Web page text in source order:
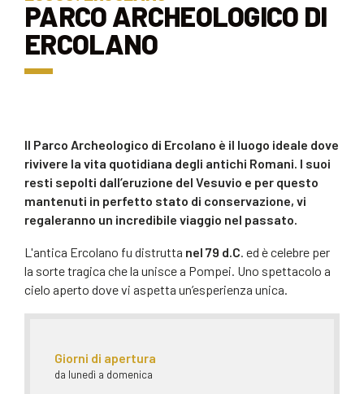
PARCO ARCHEOLOGICO DI
ERCOLANO
Il Parco Archeologico di Ercolano è il luogo ideale dove
rivivere la vita quotidiana degli antichi Romani. I suoi
resti sepolti dall’eruzione del Vesuvio e per questo
mantenuti in perfetto stato di conservazione, vi
regaleranno un incredibile viaggio nel passato.
L'antica Ercolano fu distrutta nel 79 d.C. ed è celebre per
la sorte tragica che la unisce a Pompei. Uno spettacolo a
cielo aperto dove vi aspetta un’esperienza unica.
Giorni di apertura
da lunedì a domenica